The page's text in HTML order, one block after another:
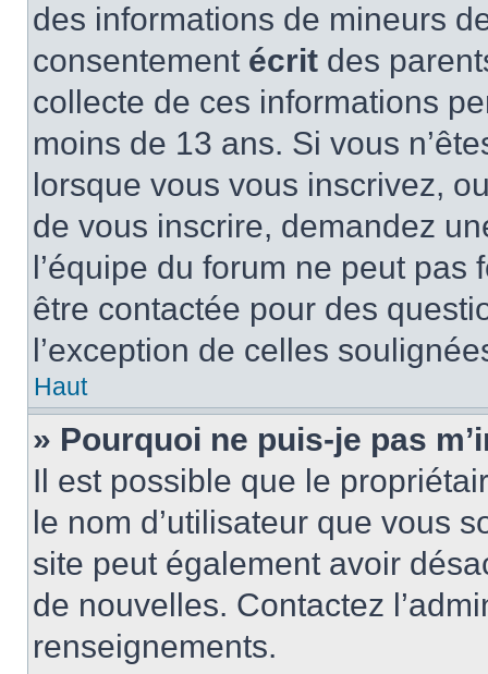
des informations de mineurs
consentement écrit des
collecte de ces informations
moins de 13 ans. Si vous
lorsque vous vous inscrivez,
de vous inscrire, demandez
l’équipe du forum ne peut
être contactée pour des
l’exception de celles
Haut
» Pourquoi ne puis-je pas
Il est possible que le
le nom d’utilisateur que vous
site peut également avoir
de nouvelles. Contactez
renseignements.